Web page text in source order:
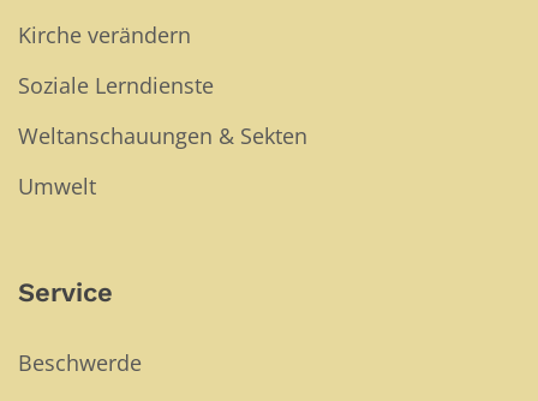
Kirche verändern
Soziale Lerndienste
Weltanschauungen & Sekten
Umwelt
Service
Beschwerde